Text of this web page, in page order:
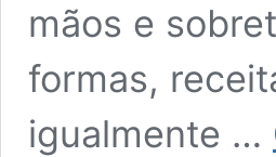
mãos e
formas,
igualmente …